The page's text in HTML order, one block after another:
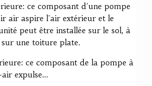
ce composant d'une pompe
air aspire l'air extérieur et le
peut être installée sur le sol, à
une toiture plate.
ce composant de la pompe à
expulse...